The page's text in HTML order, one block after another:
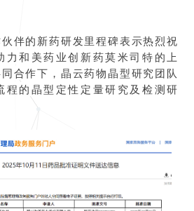
伴的新药研发里程碑表示热烈祝
力和美药业创新药莫米司特的上
合作下，晶云药物晶型研究团队
程的晶型定性定量研究及检测研